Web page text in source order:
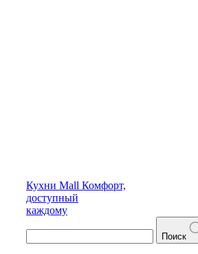
Кухни Mall Комфорт,
доступный
каждому
Поиск